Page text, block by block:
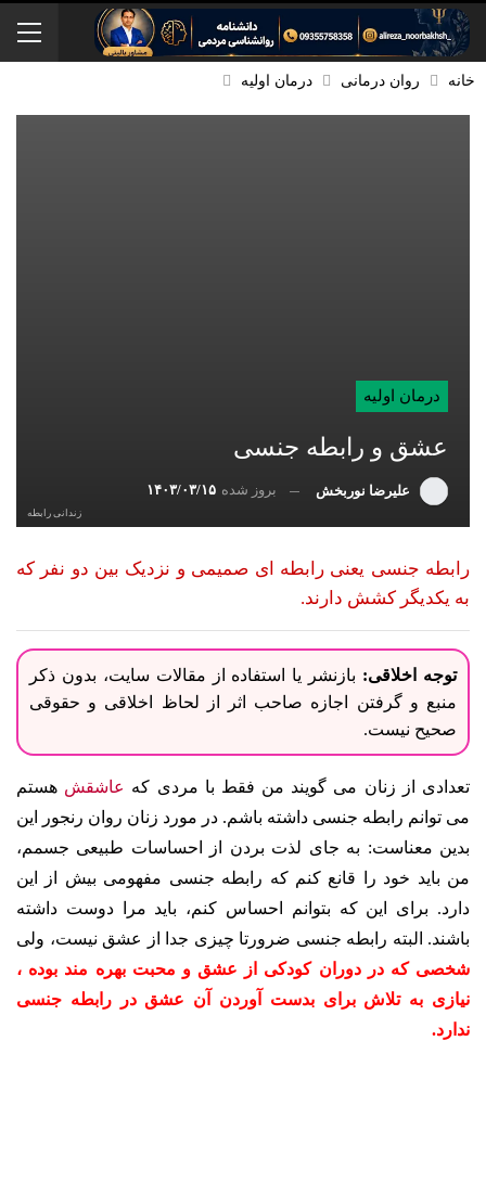
خانه روان درمانی درمان اولیه
درمان اولیه
عشق و رابطه جنسی
علیرضا نوربخش بروز شده ۱۴۰۳/۰۳/۱۵
زندانی رابطه
رابطه جنسی یعنی رابطه ای صمیمی و نزدیک بین دو نفر که
به یکدیگر کشش دارند.
توجه اخلاقی: بازنشر یا استفاده از مقالات سایت، بدون ذکر
منبع و گرفتن اجازه صاحب اثر از لحاظ اخلاقی و حقوقی
صحیح نیست.
تعدادی از زنان می گویند من فقط با مردی که عاشقش هستم
می توانم رابطه جنسی داشته باشم. در مورد زنان روان رنجور این
بدین معناست: به جای لذت بردن از احساسات طبیعی جسمم،
من باید خود را قانع کنم که رابطه جنسی مفهومی بیش از این
دارد. برای این که بتوانم احساس کنم، باید مرا دوست داشته
باشند. البته رابطه جنسی ضرورتا چیزی جدا از عشق نیست، ولی
شخصی که در دوران کودکی از عشق و محبت بهره مند بوده ،
نیازی به تلاش برای بدست آوردن آن عشق در رابطه جنسی
ندارد.